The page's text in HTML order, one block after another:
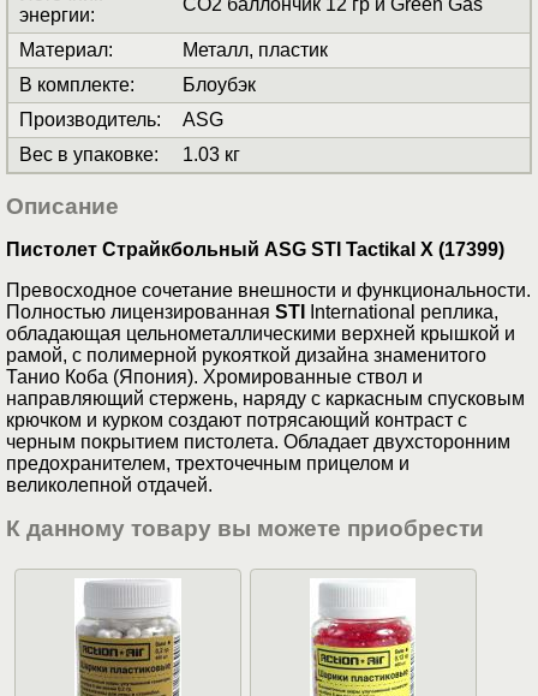
энергии:
Материал:
Металл, пластик
В комплекте:
Блоубэк
Производитель:
ASG
Вес в упаковке: 1.03 кг
Описание
Пистолет Страйкбольный ASG STI Tactikal X (17399)
Превосходное сочетание внешности и функциональности.
Полностью лицензированная STI
International реплика,
обладающая цельнометаллическими верхней крышкой и
рамой, с полимерной рукояткой дизайна знаменитого
Танио Коба (Япония). Хромированные ствол и
направляющий стержень, наряду с каркасным спусковым
крючком и курком создают потрясающий контраст с
черным покрытием пистолета. Обладает двухсторонним
предохранителем, трехточечным прицелом и
великолепной отдачей.
К данному товару вы можете приобрести